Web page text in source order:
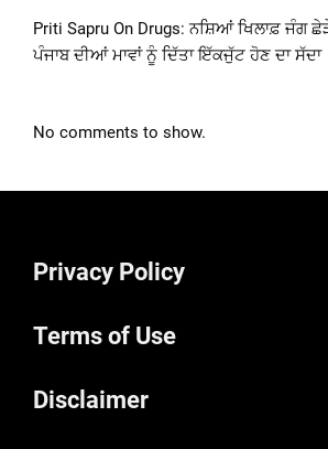
Priti Sapru On Drugs: ਨਸ਼ਿਆਂ ਖਿਲਾਫ਼ ਜੰਗ
ਪੰਜਾਬ ਦੀਆਂ ਮਾਵਾਂ ਨੂੰ ਦਿੱਤਾ ਇੱਕਜੁੱਟ ਹੋਣ ਦਾ ਸੱਦਾ
No comments to show.
Privacy Policy
Terms of Use
Disclaimer